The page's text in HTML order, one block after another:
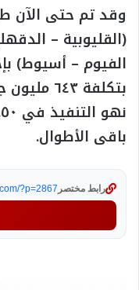
(القليوبية –
باقى الأطوال.
رابط مختصر ?p=2867